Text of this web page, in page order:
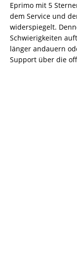
Eprimo mit 5
dem Service und
widerspiegelt.
Schwierigkeiten
länger andauern
Support über die